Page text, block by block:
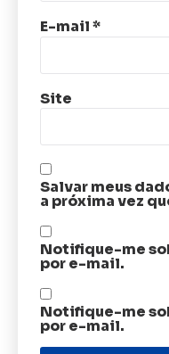
E-mail*
Site
Salvar meus
a próxima vez
Notifique-me
por e-mail.
Notifique-me
por e-mail.